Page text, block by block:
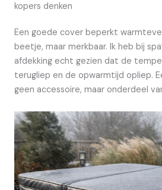
kopers denken
Een goede cover beperkt
beetje, maar merkbaar. Ik heb bij
afdekking echt gezien dat de
terugliep en de opwarmtijd opliep.
geen accessoire, maar onderdeel